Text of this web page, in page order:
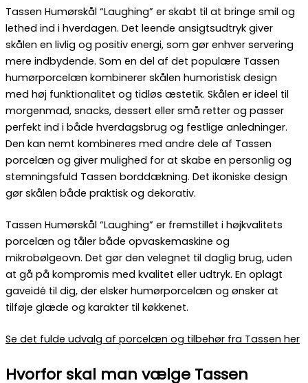
Tassen Humørskål “Laughing” er skabt til at bringe smil og
lethed ind i hverdagen. Det leende ansigtsudtryk giver
skålen en livlig og positiv energi, som gør enhver servering
mere indbydende. Som en del af det populære Tassen
humørporcelæn kombinerer skålen humoristisk design
med høj funktionalitet og tidløs æstetik. Skålen er ideel til
morgenmad, snacks, dessert eller små retter og passer
perfekt ind i både hverdagsbrug og festlige anledninger.
Den kan nemt kombineres med andre dele af Tassen
porcelæn og giver mulighed for at skabe en personlig og
stemningsfuld Tassen borddækning. Det ikoniske design
gør skålen både praktisk og dekorativ.
Tassen Humørskål “Laughing” er fremstillet i højkvalitets
porcelæn og tåler både opvaskemaskine og
mikrobølgeovn. Det gør den velegnet til daglig brug, uden
at gå på kompromis med kvalitet eller udtryk. En oplagt
gaveidé til dig, der elsker humørporcelæn og ønsker at
tilføje glæde og karakter til køkkenet.
Se det fulde udvalg af porcelæn og tilbehør fra Tassen her
Hvorfor skal man vælge Tassen